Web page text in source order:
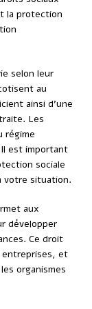
la protection
selon leur
au
ainsi d’une
Les
régime
est important
sociale
votre situation.
aux
développer
Ce droit
entreprises, et
organismes